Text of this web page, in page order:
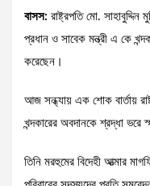
বাসস: রাষ্ট্রপতি মো.
প্রধান ও সাবেক মন্ত্রী এ কে
করেছেন।
আজ সন্ধ্যায় এক শোক বার্তায়
খন্দকারের অবদানকে শ্রদ্ধা ভরে
তিনি মরহুমের বিদেহী আত্মার